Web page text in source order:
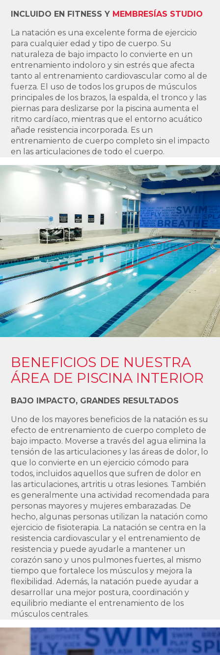
INCLUIDO EN FITNESS Y MEMBRESÍAS STUDIO
La natación es una excelente forma de ejercicio
para cualquier edad y tipo de cuerpo. Su
naturaleza de bajo impacto lo convierte en un
entrenamiento indoloro y sin estrés que afecta
tanto al entrenamiento cardiovascular como al de
fuerza. El uso de todos los grupos de músculos
principales de los brazos, la espalda, el tronco y las
piernas para deslizarse por la piscina aumenta el
ritmo cardíaco, mientras que el entorno acuático
añade resistencia incorporada. Es un
entrenamiento de cuerpo completo sin el impacto
en las articulaciones de todo el cuerpo.
BENEFICIOS DE NUESTRA
ÁREA DE PISCINA INTERIOR
BAJO IMPACTO, GRANDES RESULTADOS
Uno de los mayores beneficios de la natación es su
efecto de entrenamiento de cuerpo completo de
bajo impacto. Moverse a través del agua elimina la
tensión de las articulaciones y las áreas de dolor, lo
que lo convierte en un ejercicio cómodo para
todos, incluidos aquellos que sufren de dolor en
las articulaciones, artritis u otras lesiones. También
es generalmente una actividad recomendada para
personas mayores y mujeres embarazadas. De
hecho, algunas personas utilizan la natación como
ejercicio de fisioterapia. La natación se centra en la
resistencia cardiovascular y el entrenamiento de
resistencia y puede ayudarle a mantener un
corazón sano y unos pulmones fuertes, al mismo
tiempo que fortalece los músculos y mejora la
flexibilidad. Además, la natación puede ayudar a
desarrollar una mejor postura, coordinación y
equilibrio mediante el entrenamiento de los
músculos centrales.